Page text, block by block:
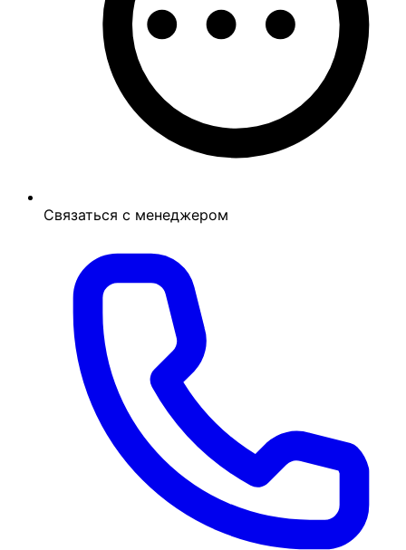
Связаться с менеджером